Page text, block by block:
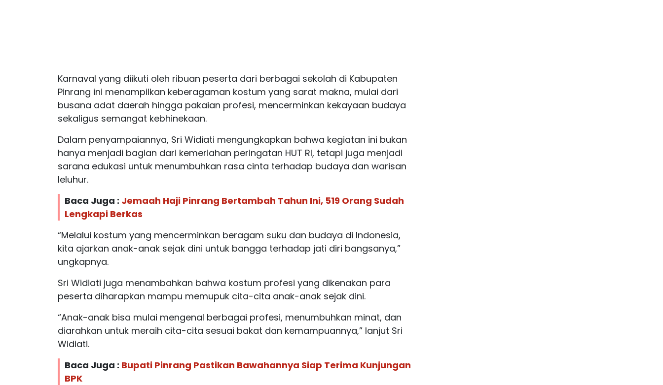
Karnaval yang diikuti oleh ribuan peserta dari berbagai sekolah di Kabupaten
Pinrang ini menampilkan keberagaman kostum yang sarat makna, mulai dari
busana adat daerah hingga pakaian profesi, mencerminkan kekayaan budaya
sekaligus semangat kebhinekaan.
Dalam penyampaiannya, Sri Widiati mengungkapkan bahwa kegiatan ini bukan
hanya menjadi bagian dari kemeriahan peringatan HUT RI, tetapi juga menjadi
sarana edukasi untuk menumbuhkan rasa cinta terhadap budaya dan warisan
leluhur.
Baca Juga : Jemaah Haji Pinrang Bertambah Tahun Ini, 519 Orang Sudah
Lengkapi Berkas
“Melalui kostum yang mencerminkan beragam suku dan budaya di Indonesia,
kita ajarkan anak-anak sejak dini untuk bangga terhadap jati diri bangsanya,”
ungkapnya.
Sri Widiati juga menambahkan bahwa kostum profesi yang dikenakan para
peserta diharapkan mampu memupuk cita-cita anak-anak sejak dini.
“Anak-anak bisa mulai mengenal berbagai profesi, menumbuhkan minat, dan
diarahkan untuk meraih cita-cita sesuai bakat dan kemampuannya,” lanjut Sri
Widiati.
Baca Juga : Bupati Pinrang Pastikan Bawahannya Siap Terima Kunjungan
BPK